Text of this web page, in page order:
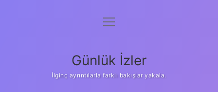
Anasayfa
Yasal Uyarı
menüyü
Günlük İzler
İlginç ayrıntılarla farklı bakışlar yakala.